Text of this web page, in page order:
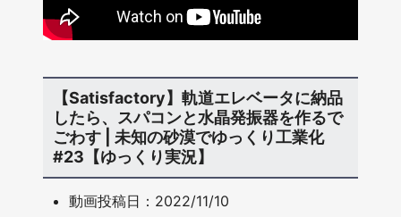
【Satisfactory】軌道エレベータに納品
したら、スパコンと水晶発振器を作るで
ごわす | 未知の砂漠でゆっくり工業化
#23【ゆっくり実況】
動画投稿日：2022/11/10